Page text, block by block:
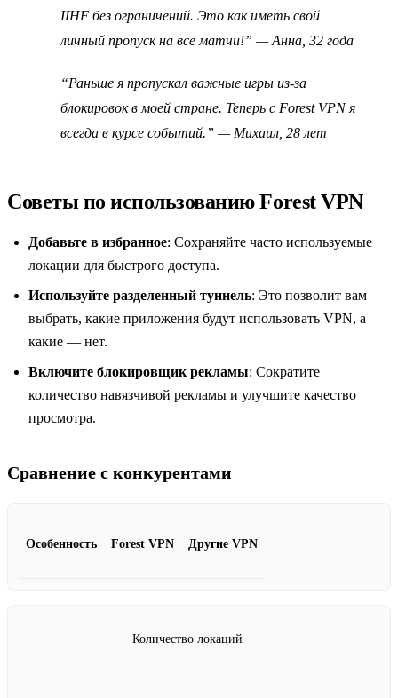
IIHF без ограничений. Это как иметь свой
личный пропуск на все матчи!” — Анна, 32 года
“Раньше я пропускал важные игры из-за
блокировок в моей стране. Теперь с Forest VPN я
всегда в курсе событий.” — Михаил, 28 лет
Советы по использованию Forest VPN
Добавьте в избранное: Сохраняйте часто используемые
локации для быстрого доступа.
Используйте разделенный туннель: Это позволит вам
выбрать, какие приложения будут использовать VPN, а
какие — нет.
Включите блокировщик рекламы: Сократите
количество навязчивой рекламы и улучшите качество
просмотра.
Сравнение с конкурентами
Особенность Forest VPN Другие VPN
Количество локаций